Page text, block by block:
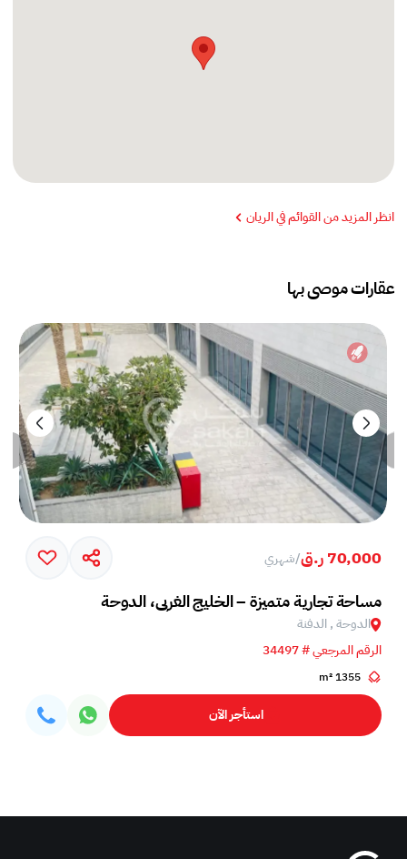
انظر المزيد من القوائم في الريان
عقارات موصى بها
70,000 ر.ق /شهري
مساحة تجارية متميزة – الخليج الغربي، الدوحة
الدوحة , الدفنة
الرقم المرجعي # 34497
1355 m²
استأجر الآن